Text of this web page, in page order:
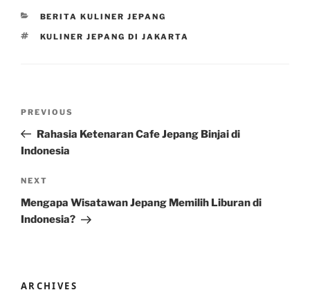
CATEGORIES
BERITA KULINER JEPANG
TAGS
KULINER JEPANG DI JAKARTA
Previous
Post
PREVIOUS
Rahasia Ketenaran Cafe Jepang Binjai di
Indonesia
Next
Post
NEXT
Mengapa Wisatawan Jepang Memilih Liburan di
Indonesia?
ARCHIVES